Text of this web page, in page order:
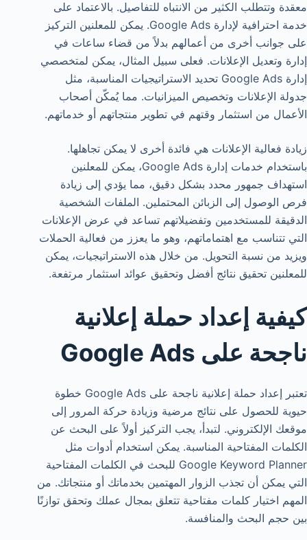
معقدة وتتطلب الكثير من الانتباه للتفاصيل. بالاعتماد على
خدمة احترافية لإدارة Google Ads. يمكن للمعلنين التركيز
على جوانب أخرى من أعمالهم بدلاً من قضاء ساعات في
إدارة وتعديل الإعلانات. فعلى سبيل المثال، يمكن لمتخصصي
إدارة Google Ads تحديد الاستراتيجيات المناسبة، مثل
جدولة الإعلانات وتخصيص الميزانيات. مما يُمكّن أصحاب
الأعمال من استثمار وقتهم في تطوير منتجاتهم أو خدماتهم.
زيادة فعالية الإعلانات هي فائدة أخرى لا يمكن تجاهلها.
باستخدام خدمات إدارة Google Ads، يمكن للمعلنين
استهداف جمهور محدد بشكل دقيق، مما يؤدي إلى زيادة
فرص الوصول إلى الزبائن المحتملين. الملفات الشخصية
الدقيقة للمستخدمين وتفضيلاتهم تساعد في عرض الإعلانات
التي تتناسب مع اهتماماتهم، وهو ما يعزز من فعالية الحملات
ويزيد من نسبة التحويل. من خلال هذه الاستراتيجيات، يمكن
للمعلنين تحقيق نتائج أفضل وتحقيق عوائد استثمار مرتفعة.
كيفية إعداد حملة إعلانية
ناجحة على Google Ads
تعتبر إعداد حملة إعلانية ناجحة على Google Ads خطوة
حيوية للحصول على نتائج مرضية وزيادة حركة المرور إلى
موقعك الإلكتروني. لتبدأ، يجب التركيز أولاً على البحث عن
الكلمات المفتاحية المناسبة. يمكن استخدام أدوات مثل
Google Keyword Planner للبحث في الكلمات المفتاحية
التي يمكن أن تجذب الزوار المهتمين بخدماتك أو منتجاتك. من
المهم اختيار كلمات مفتاحية تتعلق بمجال عملك وتحقق توازنًا
بين حجم البحث والمنافسة.